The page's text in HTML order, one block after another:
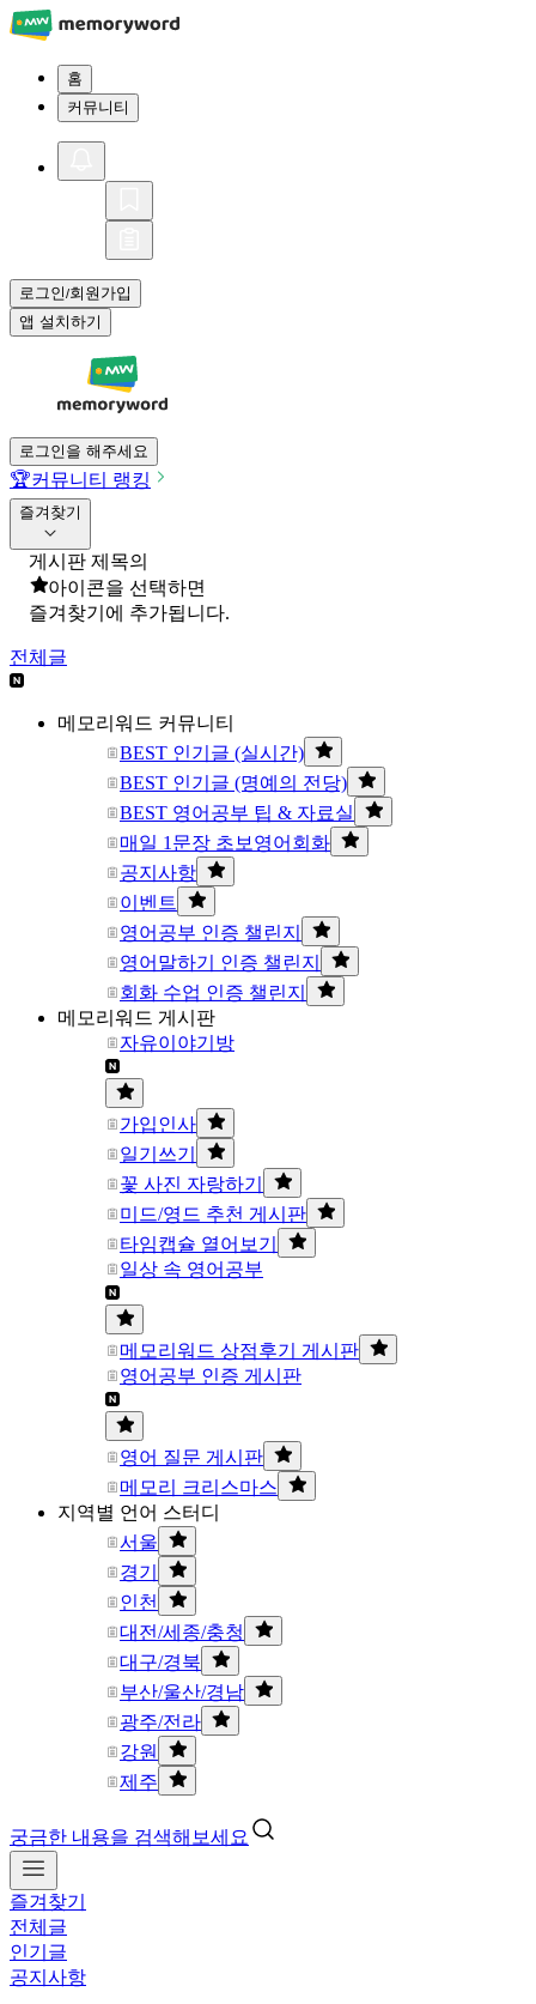
홈
커뮤니티
로그인/회원가입
앱 설치하기
로그인을 해주세요
🏆커뮤니티 랭킹
즐겨찾기
게시판 제목의
아이콘을 선택하면
즐겨찾기에 추가됩니다.
전체글
메모리워드 커뮤니티
BEST 인기글 (실시간)
BEST 인기글 (명예의 전당)
BEST 영어공부 팁 & 자료실
매일 1문장 초보영어회화
공지사항
이벤트
영어공부 인증 챌린지
영어말하기 인증 챌린지
회화 수업 인증 챌린지
메모리워드 게시판
자유이야기방
가입인사
일기쓰기
꽃 사진 자랑하기
미드/영드 추천 게시판
타임캡슐 열어보기
일상 속 영어공부
메모리워드 상점후기 게시판
영어공부 인증 게시판
영어 질문 게시판
메모리 크리스마스
지역별 언어 스터디
서울
경기
인천
대전/세종/충청
대구/경북
부산/울산/경남
광주/전라
강원
제주
궁금한 내용을 검색해보세요
즐겨찾기
전체글
인기글
공지사항